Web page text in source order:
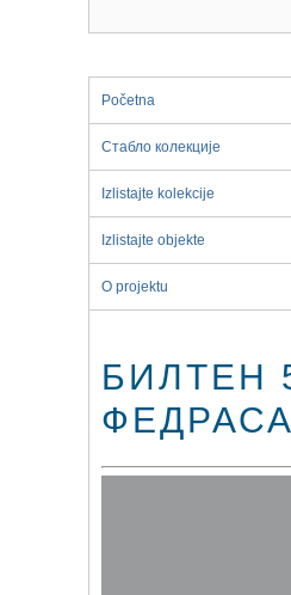
Početna
Стабло колекције
Izlistajte kolekcije
Izlistajte objekte
O projektu
БИЛТЕН